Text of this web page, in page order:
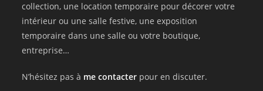
collection, une location temporaire pour décorer votre
intérieur ou une salle festive, une exposition
temporaire dans une salle ou votre boutique,
entreprise…
N’hésitez pas à me contacter pour en discuter.